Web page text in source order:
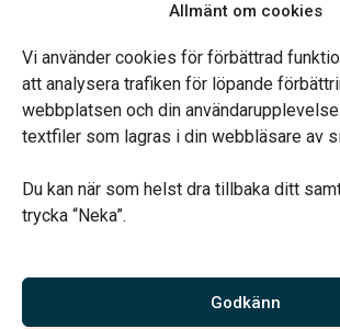
Allmänt om cookies
Vi använder cookies för förbättrad
att analysera trafiken för löpande
webbplatsen och din
textfiler som lagras i din webbläsare av
Du kan när som helst dra tillbaka ditt
trycka “Neka”.
Godkänn
Vardagar 09.00–13.00.
Telefonjour dygnet runt.